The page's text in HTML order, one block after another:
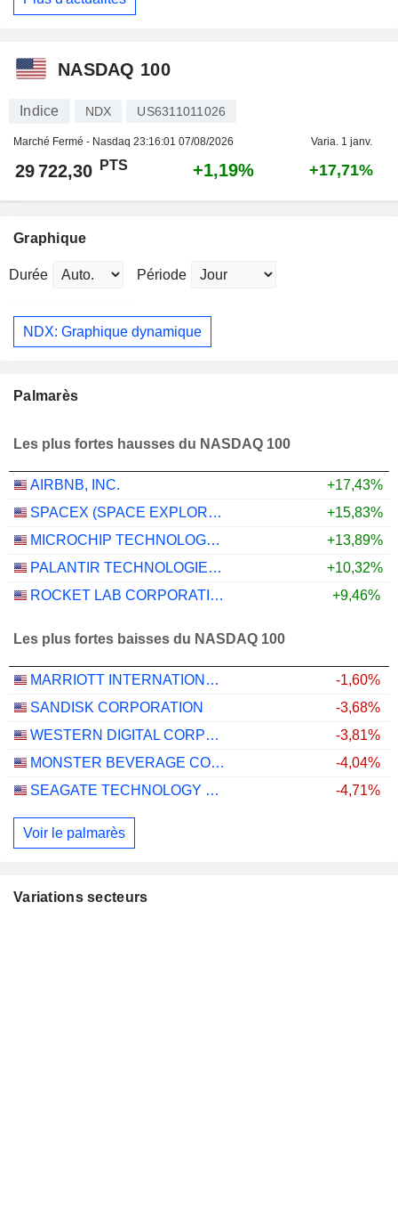
NASDAQ 100
Indice NDX US6311011026
Marché Fermé - Nasdaq 23:16:01 07/08/2026 Varia. 1 janv.
29 722,30 PTS +1,19% +17,71%
Graphique
Durée Période
NDX: Graphique dynamique
Palmarès
Les plus fortes hausses du NASDAQ 100
AIRBNB, INC.
+17,43%
SPACEX (SPACE EXPLORATION TECHNOLOGIES)
+15,83%
MICROCHIP TECHNOLOGY INCORPORATED
+13,89%
PALANTIR TECHNOLOGIES INC.
+10,32%
ROCKET LAB CORPORATION
+9,46%
Les plus fortes baisses du NASDAQ 100
MARRIOTT INTERNATIONAL, INC.
-1,60%
SANDISK CORPORATION
-3,68%
WESTERN DIGITAL CORPORATION
-3,81%
MONSTER BEVERAGE CORPORATION
-4,04%
SEAGATE TECHNOLOGY HOLDINGS PLC
-4,71%
Voir le palmarès
Variations secteurs